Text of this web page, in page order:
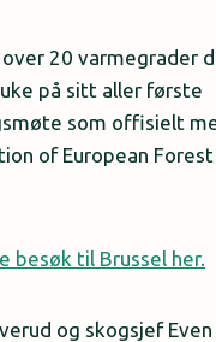
over 20 varmegrader
uke på sitt aller første
som offisielt
of European
besøk til Brussel her.
og skogsjef